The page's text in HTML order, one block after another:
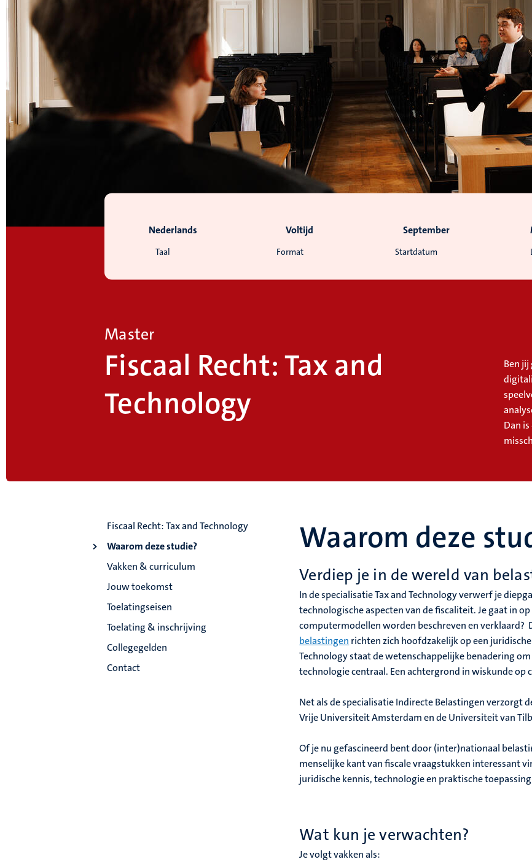
Taal
Nederlands
Format
Voltijd
Startdatum
September
Master
Fiscaal Recht: Tax and
Technology
Ben
Dan
Fiscaal Recht: Tax and Technology
Waarom deze studie?
Vakken & curriculum
Jouw toekomst
Toelatingseisen
Toelating & inschrijving
Collegegelden
Contact
Waarom deze
Verdiep je in de wereld van
In de specialisatieTax and Technologyverwerf je
technologische aspecten van de fiscaliteit. Je gaat in
computermodellen worden beschreven en verklaard?
belastingen richten zich hoofdzakelijk op een
Technology staat de wetenschappelijke benadering
technologie centraal. Een achtergrond in wiskunde
Net als de specialisatie Indirecte Belastingen verzorgt
Vrije Universiteit Amsterdam en de Universiteit van
Of je nu gefascineerd bent door (inter)nationaal
menselijke kant van fiscale vraagstukken interessant
juridische kennis, technologie en praktische
Wat kun je verwachten?
Je volgt vakken als: